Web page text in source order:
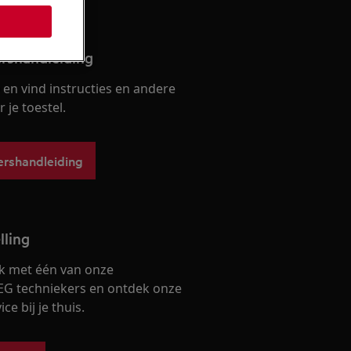
vind instructies en andere
je toestel.
met één van onze
techniekers en ontdek onze
bij je thuis.